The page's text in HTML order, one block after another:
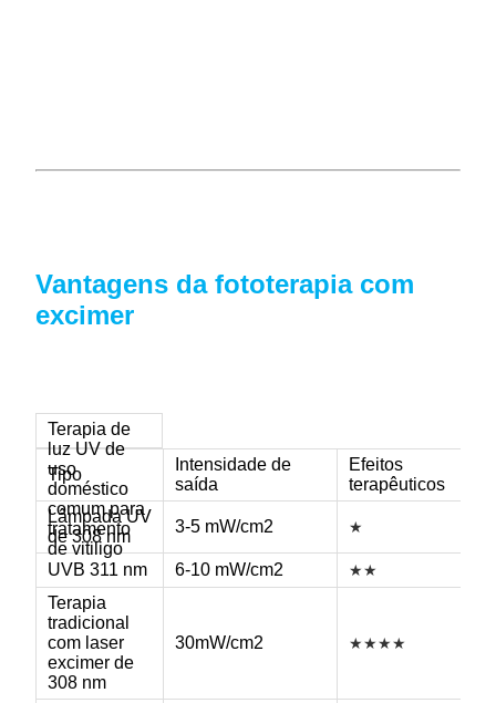
Vantagens da fototerapia com
excimer
Terapia de
luz UV de
uso
doméstico
comum para
tratamento
de vitiligo
Tipo
Intensidade de
saída
Efeitos
terapêuticos
Lâmpada UV
de 308 nm
3-5 mW/cm2 ★
UVB 311 nm 6-10 mW/cm2 ★★
Terapia
tradicional
com laser
excimer de
308 nm
30mW/cm2 ★★★★